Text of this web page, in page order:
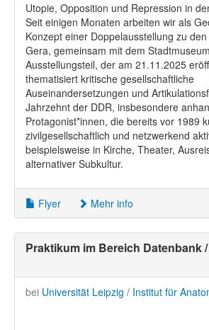
Utopie, Opposition und Repression in
Seit einigen Monaten arbeiten wir als
Konzept einer Doppelausstellung zu
Gera, gemeinsam mit dem
Ausstellungsteil, der am 21.11.2025
thematisiert kritische gesellschaftliche
Auseinandersetzungen und
Jahrzehnt der DDR, insbesondere
Protagonist*innen, die bereits vor 1989
zivilgesellschaftlich und netzwerkend
beispielsweise in Kirche, Theater,
alternativer Subkultur.
Flyer Mehr info
Praktikum im Bereich Datenbank
bei Universität Leipzig / Institut für